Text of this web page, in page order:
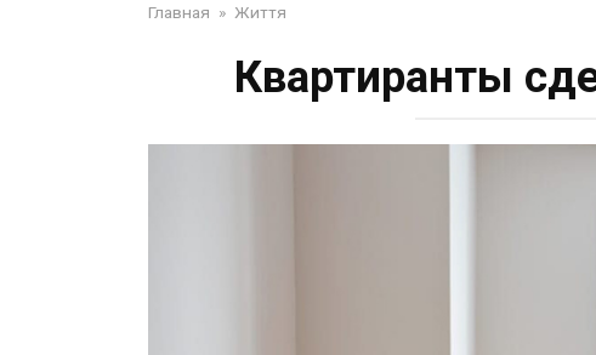
Главная » Життя
Квартиранты